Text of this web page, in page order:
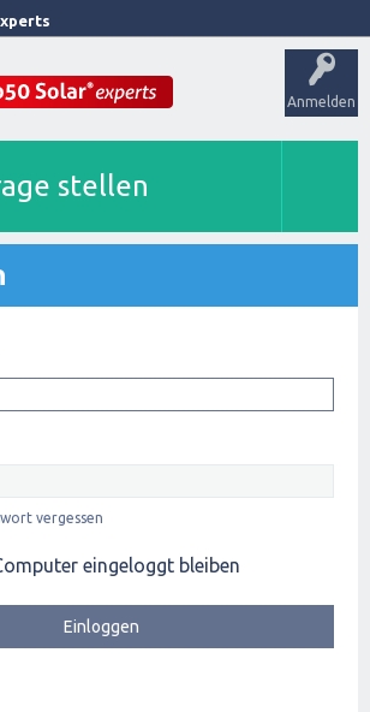
Anmelden
stellen
vergessen
eingeloggt bleiben